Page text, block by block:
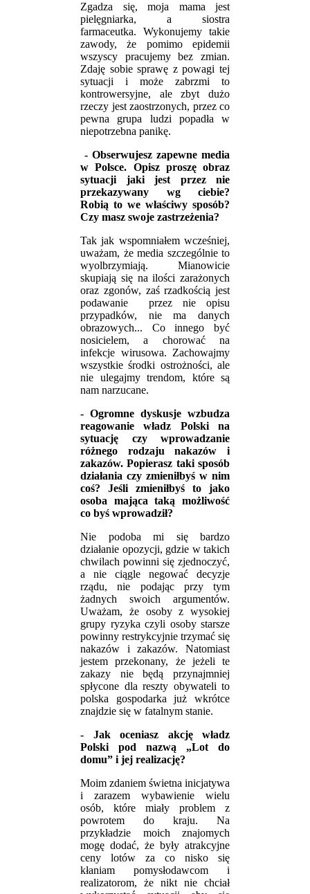
Zgadza się, moja mama jest
pielęgniarka, a siostra
farmaceutka. Wykonujemy takie
zawody, że pomimo epidemii
wszyscy pracujemy bez zmian.
Zdaję sobie sprawę z powagi tej
sytuacji i może zabrzmi to
kontrowersyjne, ale zbyt dużo
rzeczy jest zaostrzonych, przez co
pewna grupa ludzi popadła w
niepotrzebna panikę.
- Obserwujesz zapewne media
w Polsce. Opisz proszę obraz
sytuacji jaki jest przez nie
przekazywany wg ciebie?
Robią to we właściwy sposób?
Czy masz swoje zastrzeżenia?
Tak jak wspomniałem wcześniej,
uważam, że media szczególnie to
wyolbrzymiają. Mianowicie
skupiają się na ilości zarażonych
oraz zgonów, zaś rzadkością jest
podawanie
przez nie opisu
przypadków, nie ma danych
obrazowych... Co innego być
nosicielem, a chorować na
infekcje wirusowa. Zachowajmy
wszystkie środki ostrożności, ale
nie ulegajmy trendom, które są
nam narzucane.
- Ogromne dyskusje wzbudza
reagowanie władz Polski na
sytuację czy wprowadzanie
różnego rodzaju nakazów i
zakazów. Popierasz taki sposób
działania czy zmieniłbyś w nim
coś? Jeśli zmieniłbyś to jako
osoba mająca taką możliwość
co byś wprowadził?
Nie podoba mi się bardzo
działanie opozycji, gdzie w takich
chwilach powinni się zjednoczyć,
a nie ciągle negować decyzje
rządu, nie podając przy tym
żadnych swoich argumentów.
Uważam, że osoby z wysokiej
grupy ryzyka czyli osoby starsze
powinny restrykcyjnie trzymać się
nakazów i zakazów. Natomiast
jestem przekonany, że jeżeli te
zakazy nie będą przynajmniej
spłycone dla reszty obywateli to
polska gospodarka już wkrótce
znajdzie się w fatalnym stanie.
- Jak oceniasz akcję władz
Polski pod nazwą „Lot do
domu” i jej realizację?
Moim zdaniem świetna inicjatywa
i zarazem wybawienie wielu
osób, które miały problem z
powrotem do kraju. Na
przykładzie moich znajomych
mogę dodać, że były atrakcyjne
ceny lotów za co nisko się
kłaniam pomysłodawcom i
realizatorom, że nikt nie chciał